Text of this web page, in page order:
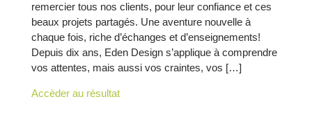
remercier tous nos clients, pour leur confiance et ces
beaux projets partagés. Une aventure nouvelle à
chaque fois, riche d’échanges et d’enseignements!
Depuis dix ans, Eden Design s’applique à comprendre
vos attentes, mais aussi vos craintes, vos […]
Accèder au résultat